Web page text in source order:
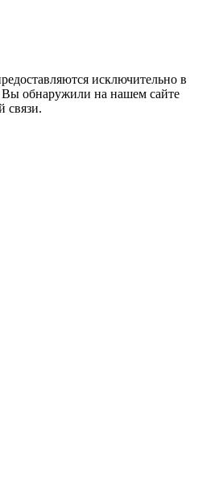
исключительно в
Вы обнаружили на нашем сайте
связи.